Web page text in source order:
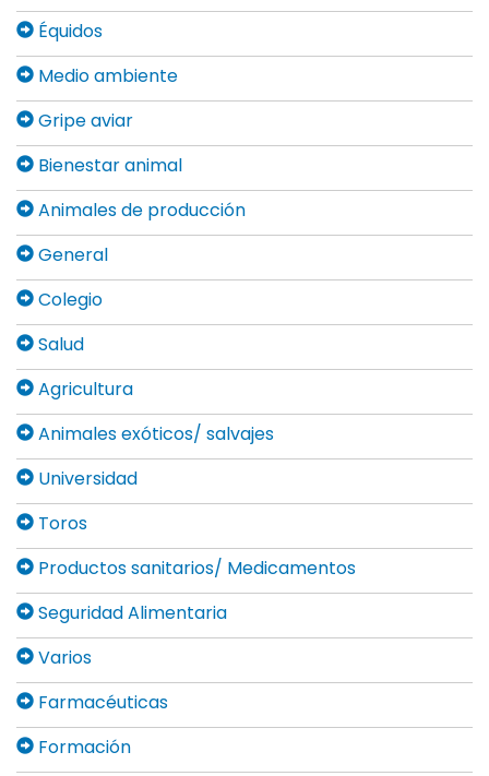
Équidos
Medio ambiente
Gripe aviar
Bienestar animal
Animales de producción
General
Colegio
Salud
Agricultura
Animales exóticos/ salvajes
Universidad
Toros
Productos sanitarios/ Medicamentos
Seguridad Alimentaria
Varios
Farmacéuticas
Formación